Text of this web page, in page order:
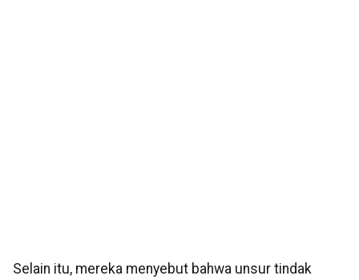
Selain itu, mereka menyebut bahwa unsur tindak